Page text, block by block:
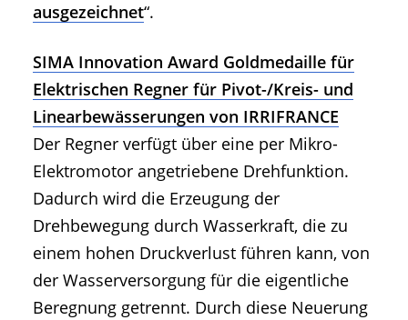
ausgezeichnet“.
SIMA Innovation Award Goldmedaille für
Elektrischen Regner für Pivot-/Kreis- und
Linearbewässerungen von IRRIFRANCE
Der Regner verfügt über eine per Mikro-
Elektromotor angetriebene Drehfunktion.
Dadurch wird die Erzeugung der
Drehbewegung durch Wasserkraft, die zu
einem hohen Druckverlust führen kann, von
der Wasserversorgung für die eigentliche
Beregnung getrennt. Durch diese Neuerung